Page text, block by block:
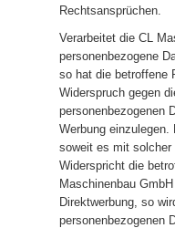
Rechtsansprüchen.
Verarbeitet die CL
personenbezogene
so hat die betroffene
Widerspruch gegen
personenbezogenen
Werbung einzulegen.
soweit es mit solcher
Widerspricht die
Maschinenbau
Direktwerbung, so
personenbezogenen